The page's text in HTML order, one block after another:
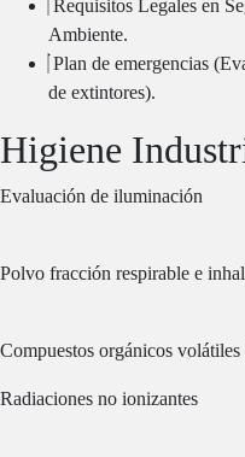
Requisitos Legales en
Ambiente.
Plan de emergencias
de extintores).
Higiene
Evaluación de iluminación
Polvo fracción respirable e
Compuestos orgánicos
Radiaciones no ionizantes